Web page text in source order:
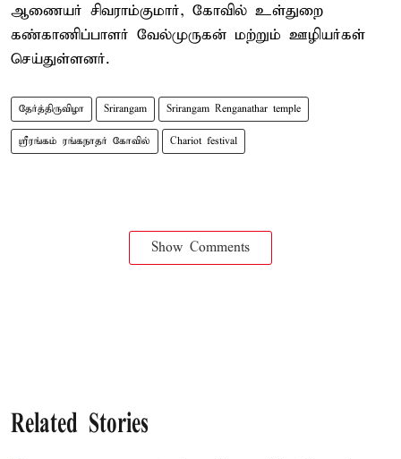
ஆணையர் சிவராம்குமார், கோவில் உள்துறை
கண்காணிப்பாளர் வேல்முருகன் மற்றும் ஊழியர்கள்
செய்துள்ளனர்.
தேர்த்திருவிழா Srirangam Srirangam Renganathar temple
ஸ்ரீரங்கம் ரங்கநாதர் கோவில் Chariot festival
Show Comments
Related Stories